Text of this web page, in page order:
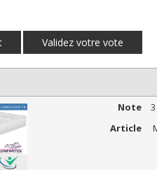
Note 3
Article